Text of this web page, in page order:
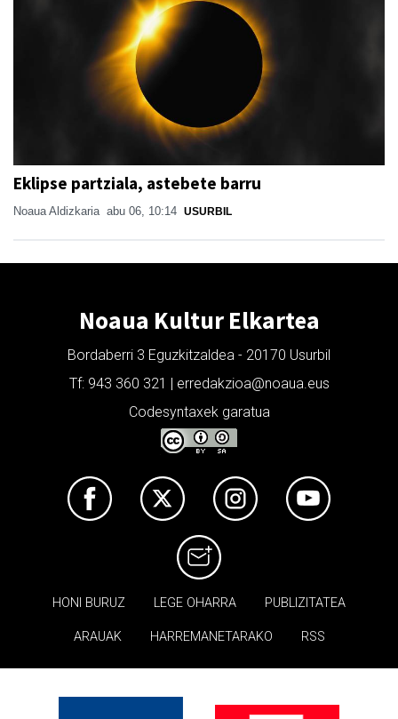
Eklipse partziala, astebete barru
Noaua Aldizkaria abu 06, 10:14 USURBIL
Noaua Kultur Elkartea
Bordaberri 3 Eguzkitzaldea - 20170 Usurbil
Tf: 943 360 321 | erredakzioa@noaua.eus
Codesyntaxek garatua
HONI BURUZ LEGE OHARRA PUBLIZITATEA
ARAUAK HARREMANETARAKO RSS